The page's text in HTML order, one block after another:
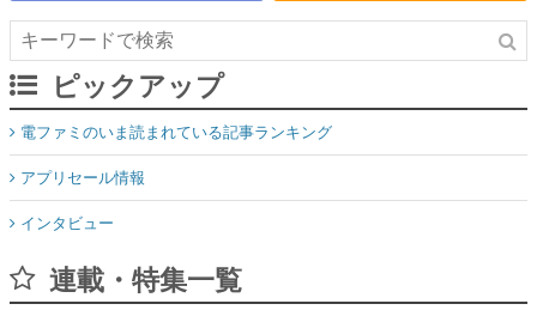
ピックアップ
電ファミのいま読まれている記事ランキング
アプリセール情報
インタビュー
連載・特集一覧